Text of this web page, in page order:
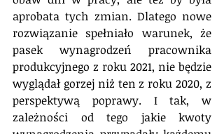
aprobata tych zmian. Dlatego nowe
rozwiązanie spełniało warunek, że
pasek wynagrodzeń pracownika
produkcyjnego z roku 2021, nie będzie
wyglądał gorzej niż ten z roku 2020, z
perspektywą poprawy. I tak, w
zależności od tego jakie kwoty